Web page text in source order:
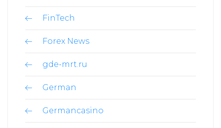
FinTech
Forex News
gde-mrt.ru
German
Germancasino